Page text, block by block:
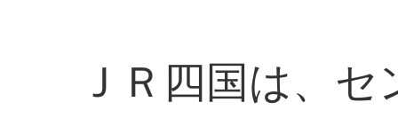
ＪＲ四国は、セ